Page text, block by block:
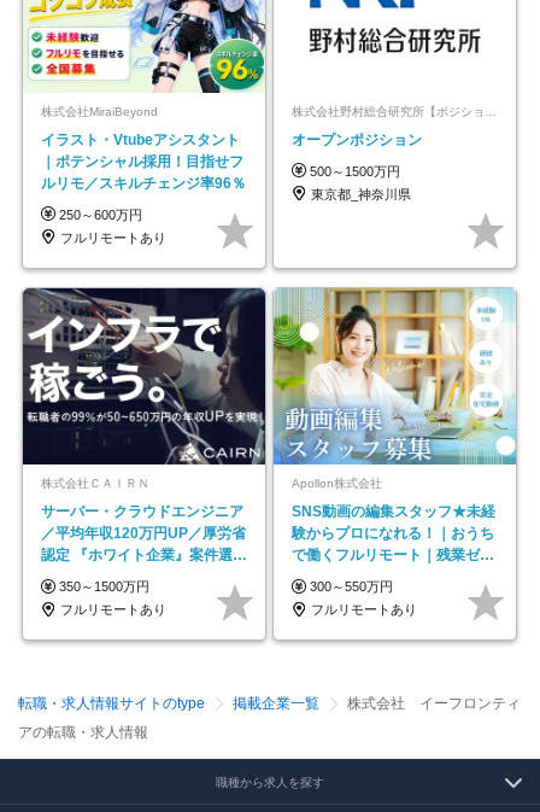
株式会社MiraiBeyond
イラスト・Vtubeアシスタント
｜ポテンシャル採用！目指せフ
ルリモ／スキルチェンジ率96％
250～600万円
フルリモートあり
オープンポジション
500～1500万円
東京都_神奈川県
株式会社ＣＡＩＲＮ
サーバー・クラウドエンジニア
／平均年収120万円UP／厚労省
認定 『ホワイト企業』案件選択
制度／年休129日
350～1500万円
フルリモートあり
Apollon株式会社
SNS動画の編集スタッフ★未経
験からプロになれる！｜おうち
で働くフルリモート｜残業ゼロ
で18時退勤◎
300～550万円
フルリモートあり
転職・求人情報サイトのtype 掲載企業一覧
株式会社 イーフロンティ
アの転職・求人情報
職種から求人を探す